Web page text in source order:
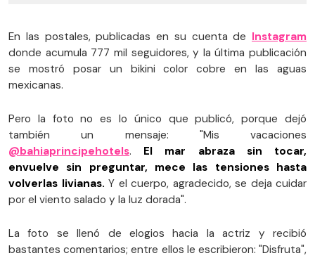
En las postales, publicadas en su cuenta de Instagram
donde acumula 777 mil seguidores, y la última publicación
se mostró posar un bikini color cobre en las aguas
mexicanas.
Pero la foto no es lo único que publicó, porque dejó
también un mensaje: "Mis vacaciones
@bahiaprincipehotels. El mar abraza sin tocar,
envuelve sin preguntar, mece las tensiones hasta
volverlas livianas. Y el cuerpo, agradecido, se deja cuidar
por el viento salado y la luz dorada".
La foto se llenó de elogios hacia la actriz y recibió
bastantes comentarios; entre ellos le escribieron: "Disfruta",